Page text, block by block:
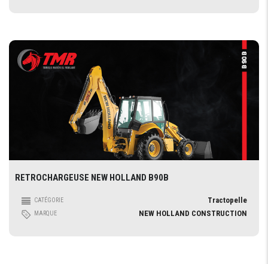
RETROCHARGEUSE NEW HOLLAND B90B
CATÉGORIE Tractopelle
MARQUE NEW HOLLAND CONSTRUCTION